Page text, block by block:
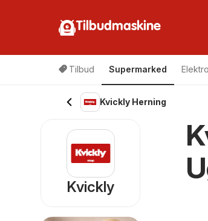
Tilbudmaskine
Tilbud Supermarked
Kvickly Herning
Kvickly